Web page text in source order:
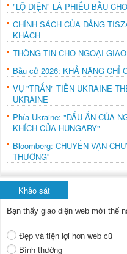
"LỘ DIỆN" LÁ PHIẾU BẦU
CHÍNH SÁCH CỦA ĐẢNG
KHÁCH
THÔNG TIN CHO NGOẠI
Bầu cử 2026: KHẢ NĂNG CHỈ
VỤ "TRẤN" TIỀN UKRAINE
UKRAINE
Phía Ukraine: "DẤU ẤN CỦA
KHÍCH CỦA HUNGARY"
Bloomberg: CHUYẾN VẬN
THƯỜNG"
Khảo sát
Bạn thấy giao diện web mới thế
Đẹp và tiện lợi hơn web cũ
Bình thường